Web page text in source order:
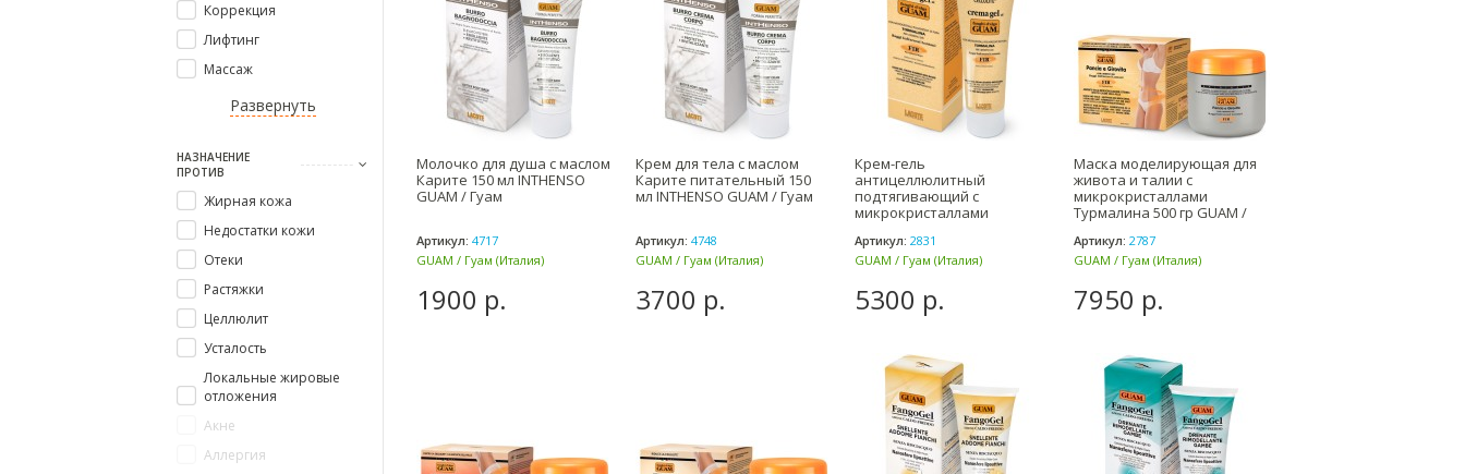
Коррекция
Лифтинг
Массаж
Развернуть
НАЗНАЧЕНИЕ
ПРОТИВ
Жирная кожа
Недостатки кожи
Отеки
Растяжки
Целлюлит
Усталость
Локальные жировые
отложения
Акне
Аллергия
Молочко для душа с маслом
Карите 150 мл INTHENSO
GUAM / Гуам
Артикул: 4717
GUAM / Гуам (Италия)
1900 р.
Крем для тела с маслом
Карите питательный 150
мл INTHENSO GUAM / Гуам
Артикул: 4748
GUAM / Гуам (Италия)
3700 р.
Крем-гель
антицеллюлитный
подтягивающий с
микрокристаллами
Гуам
Артикул: 2831
GUAM / Гуам (Италия)
5300 р.
Маска моделирующая для
живота и талии с
микрокристаллами
Турмалина 500 гр GUAM /
Артикул: 2787
GUAM / Гуам (Италия)
7950 р.